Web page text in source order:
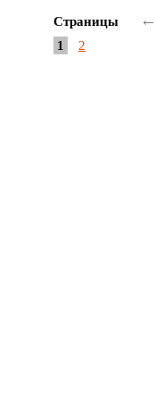
Страницы ←
1 2